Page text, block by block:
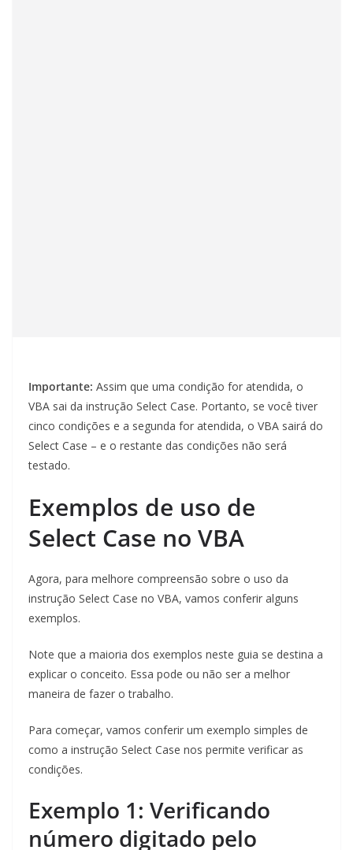
Importante: Assim que uma condição for atendida, o
VBA sai da instrução Select Case. Portanto, se você tiver
cinco condições e a segunda for atendida, o VBA sairá do
Select Case – e o restante das condições não será
testado.
Exemplos de uso de
Select Case no VBA
Agora, para melhore compreensão sobre o uso da
instrução Select Case no VBA, vamos conferir alguns
exemplos.
Note que a maioria dos exemplos neste guia se destina a
explicar o conceito. Essa pode ou não ser a melhor
maneira de fazer o trabalho.
Para começar, vamos conferir um exemplo simples de
como a instrução Select Case nos permite verificar as
condições.
Exemplo 1: Verificando
número digitado pelo